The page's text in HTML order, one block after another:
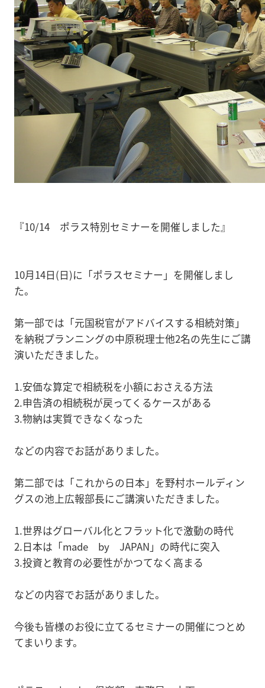
『10/14 ポラス特別セミナーを開催しました』
10月14日(日)に「ポラスセミナー」を開催しまし
た。
第一部では「元国税官がアドバイスする相続対策」
を納税プランニングの中原税理士他2名の先生にご講
演いただきました。
1.安価な算定で相続税を小額におさえる方法
2.申告済の相続税が戻ってくるケースがある
3.物納は実質できなくなった
などの内容でお話がありました。
第二部では「これからの日本」を野村ホールディン
グスの池上広報部長にご講演いただきました。
1.世界はグローバル化とフラット化で激動の時代
2.日本は「made by JAPAN」の時代に突入
3.投資と教育の必要性がかつてなく高まる
などの内容でお話がありました。
今後も皆様のお役に立てるセミナーの開催につとめ
てまいります。